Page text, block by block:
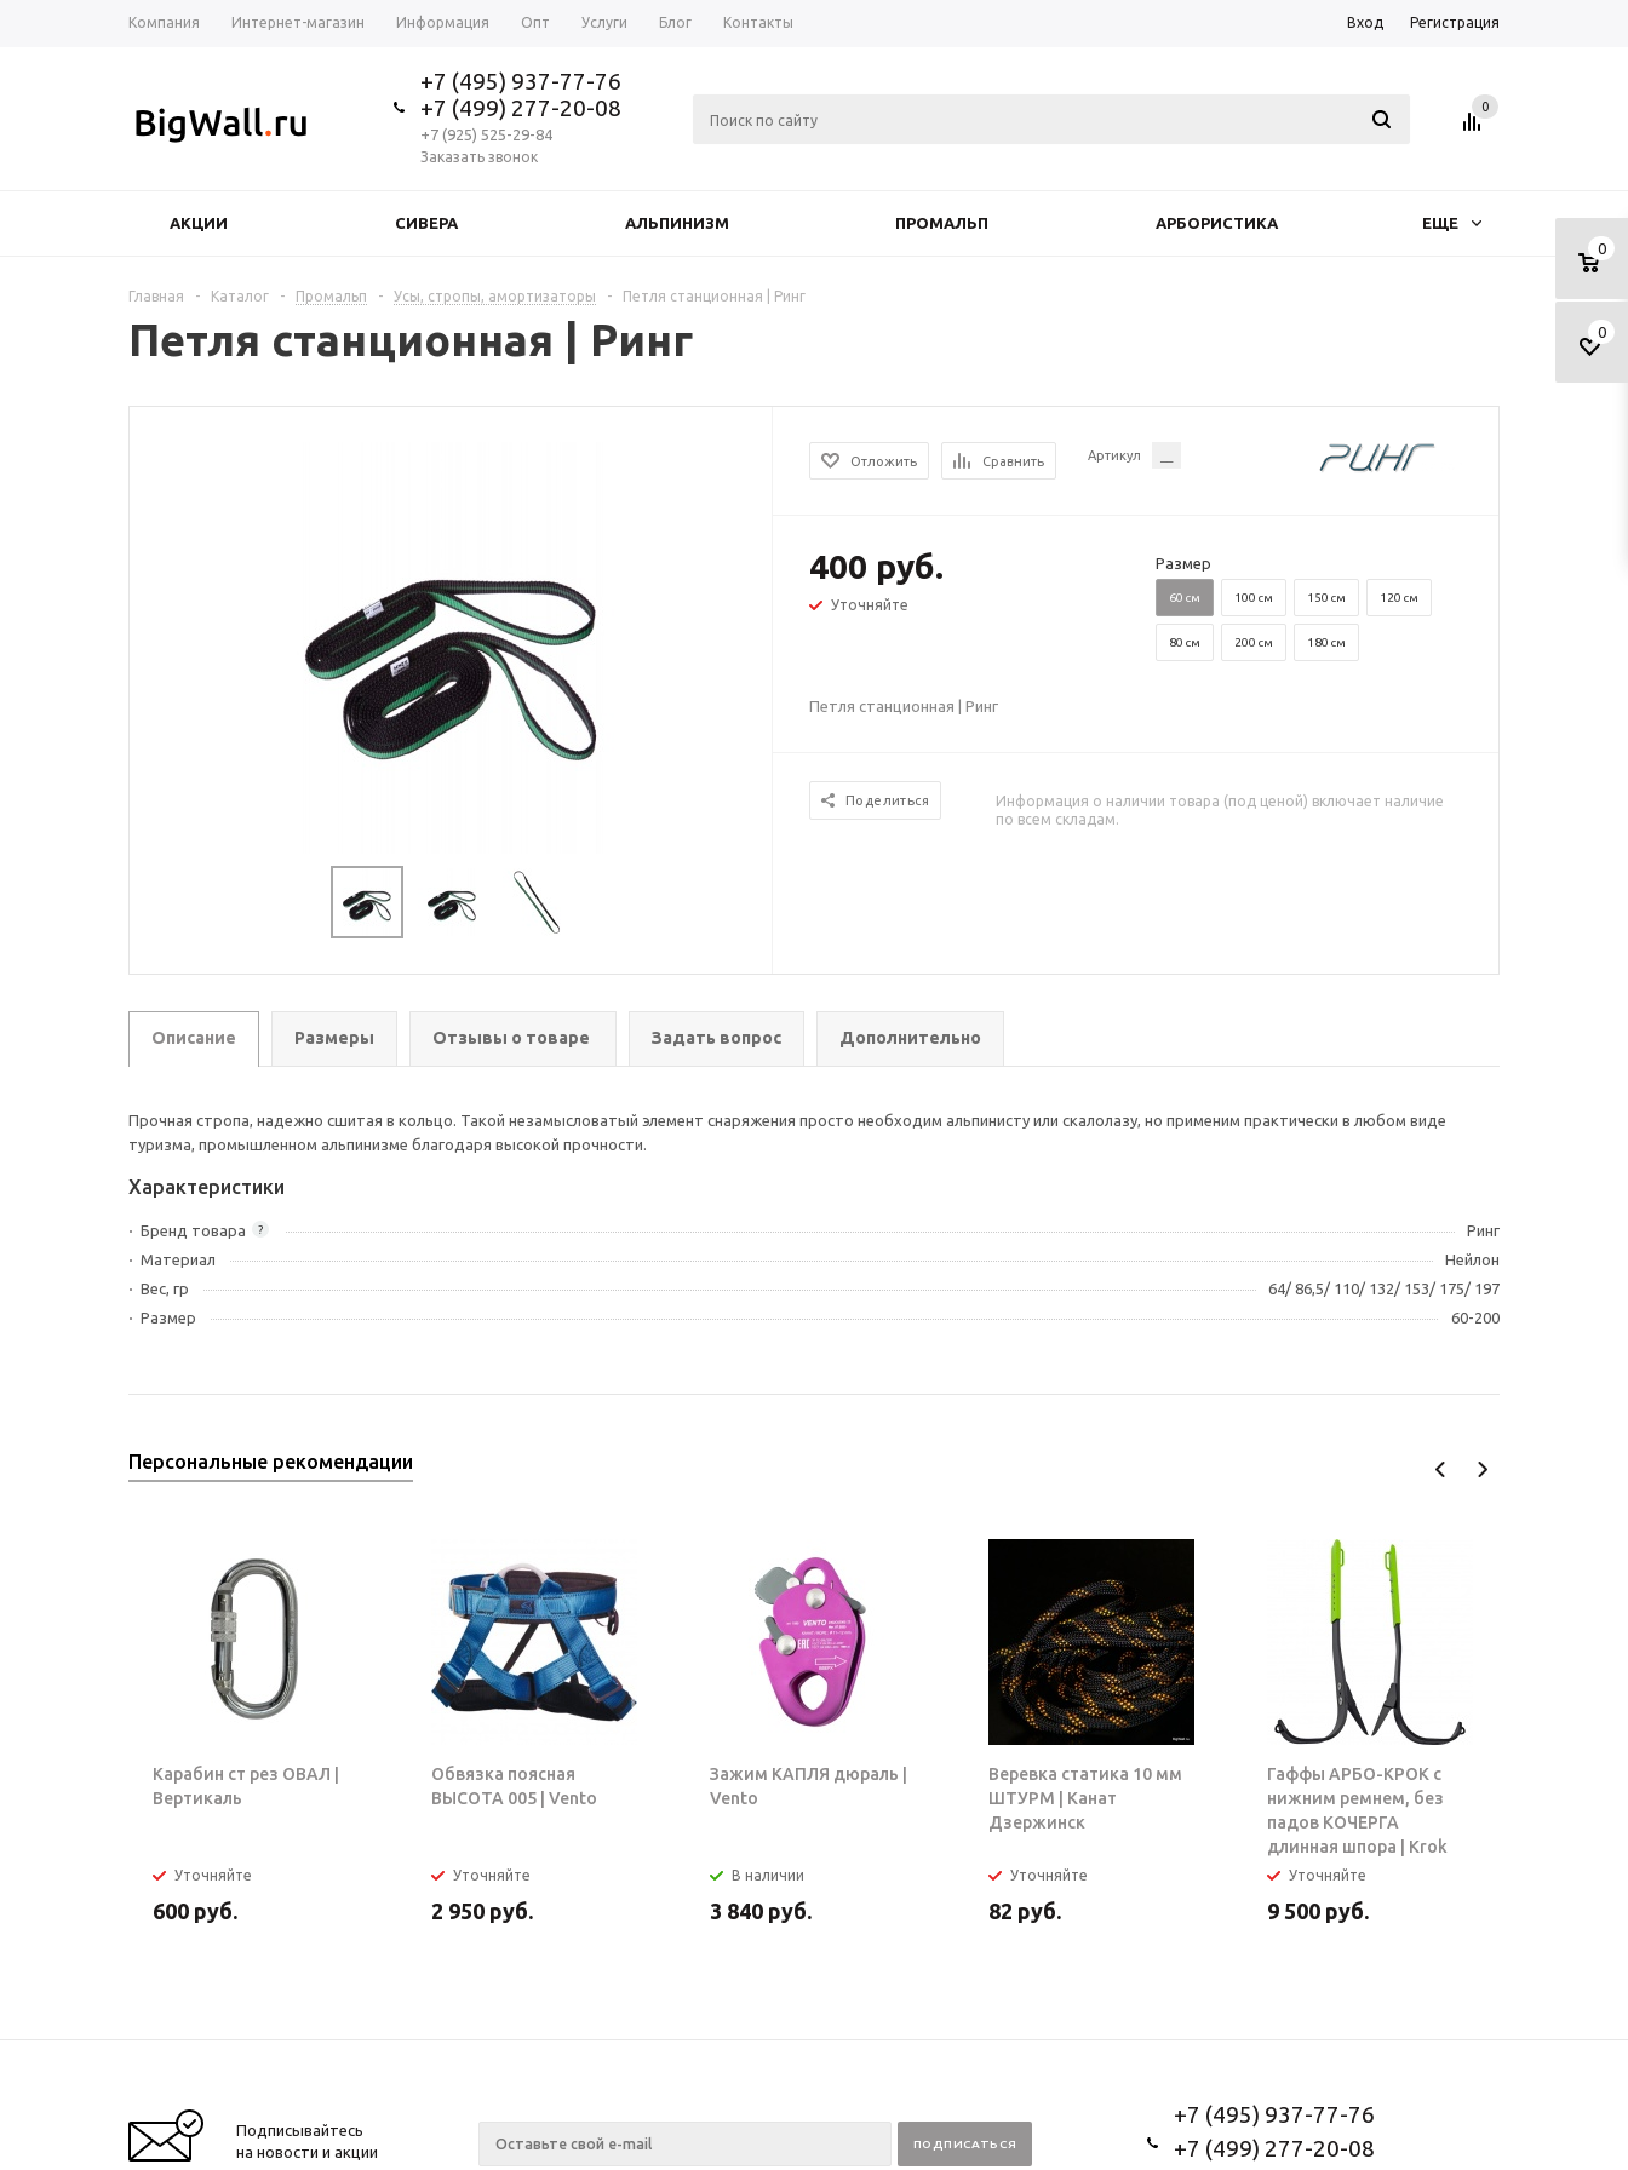
Компания Интернет-магазин Информация Опт Услуги Блог Контакты Вход Регистрация
+7 (495) 937-77-76
+7 (499) 277-20-08
+7 (925) 525-29-84
Заказать звонок
0
0
0
АКЦИИ СИВЕРА АЛЬПИНИЗМ ПРОМАЛЬП АРБОРИСТИКА ЕЩЕ
Главная - Каталог - Промальп - Усы, стропы, амортизаторы - Петля станционная | Ринг
Петля станционная | Ринг
Отложить Сравнить Артикул
400 руб.
Уточняйте
Размер
60 см 100 см 150 см 120 см
80 см 200 см 180 см
Петля станционная | Ринг
Поделиться
Информация о наличии товара (под ценой) включает наличие
по всем складам.
Описание Размеры Отзывы о товаре Задать вопрос Дополнительно
Прочная стропа, надежно сшитая в кольцо. Такой незамысловатый элемент снаряжения просто необходим альпинисту или скалолазу, но применим практически в любом виде
туризма, промышленном альпинизме благодаря высокой прочности.
Характеристики
?
Бренд товара
Ринг
Материал
Нейлон
Вес, гр
64/ 86,5/ 110/ 132/ 153/ 175/ 197
Размер
60-200
Персональные рекомендации
Карабин ст рез ОВАЛ |
Вертикаль
Уточняйте
600 руб.
Обвязка поясная
ВЫСОТА 005 | Vento
Уточняйте
2 950 руб.
Зажим КАПЛЯ дюраль |
Vento
В наличии
3 840 руб.
Веревка статика 10 мм
ШТУРМ | Канат
Дзержинск
Уточняйте
82 руб.
Гаффы АРБО-КРОК с
нижним ремнем, без
падов КОЧЕРГА
длинная шпора | Krok
Уточняйте
9 500 руб.
Подписывайтесь
на новости и акции
+7 (495) 937-77-76
+7 (499) 277-20-08